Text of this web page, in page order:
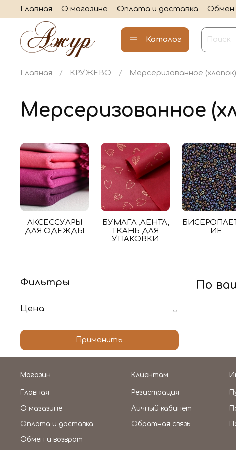
Главная О магазине Оплата и доставка Обмен
Каталог
Главная КРУЖЕВО Мерсеризованное (хлопок)
Мерсеризованное
АКСЕССУАРЫ
ДЛЯ ОДЕЖДЫ
БУМАГА ,ЛЕНТА,
ТКАНЬ ДЛЯ
УПАКОВКИ
ИЕ
По
Фильтры
Цена
Применить
Магазин
Главная
О магазине
Оплата и доставка
Обмен и возврат
Клиентам
Регистрация
Личный кабинет
Обратная связь